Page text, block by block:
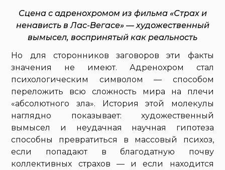
Сцена с адренохромом из фильма «Страх и
ненависть в Лас-Вегасе» — художественный
вымысел, воспринятый как реальность
Но для сторонников заговоров эти факты
значения не имеют. Адренохром стал
психологическим символом — способом
переложить всю сложность мира на плечи
«абсолютного зла». История этой молекулы
наглядно показывает: художественный
вымысел и неудачная научная гипотеза
способны превратиться в массовый психоз,
если попадают в благодатную почву
коллективных страхов — и если находится